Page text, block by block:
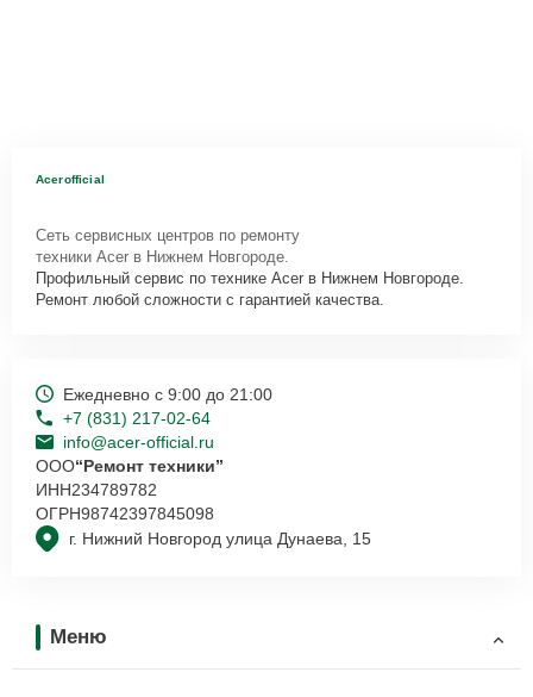
Acerofficial
Сеть сервисных центров по ремонту
техники Acer в Нижнем Новгороде.
Профильный сервис по технике Acer в Нижнем Новгороде.
Ремонт любой сложности с гарантией качества.
г. Нижний Новгород улица Дунаева, 15
Ежедневно с 9:00 до 21:00
+7 (831) 217-02-64
info@acer-official.ru
ООО“Ремонт техники”
ИНН234789782
ОГРН98742397845098
Меню